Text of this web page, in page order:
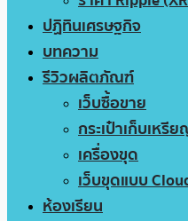
ปฏิทินเศรษฐกิจ
บทความ
รีวิวผลิตภัณฑ์
เว็บซื้อขาย
กระเป๋าเก็บเหรี
เครื่องขุด
เว็บขุดแบบ
ห้องเรียน